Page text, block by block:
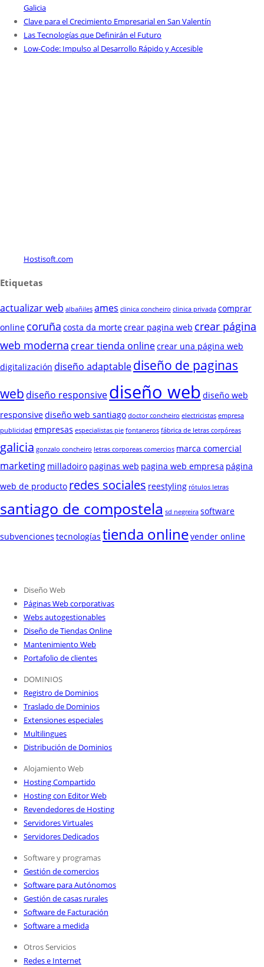
Galicia
Clave para el Crecimiento Empresarial en San Valentín
Las Tecnologías que Definirán el Futuro
Low-Code: Impulso al Desarrollo Rápido y Accesible
Hostisoft.com
Etiquetas
actualizar web albañiles ames clinica concheiro clinica privada comprar
online coruña costa da mortecrear pagina web crear página
web moderna crear tienda onlinecrear una página web
digitalización diseño adaptablediseño de paginas
web diseño responsivediseño web diseño web
responsivediseño web santiago doctor concheiro electricistas empresa
publicidad empresas especialistas pie fontaneros fábrica de letras corpóreas
galicia gonzalo concheiro letras corporeas comercios marca comercial
marketing milladoiro paginas web pagina web empresa página
web de producto redes sociales reestyling rótulos letras
santiago de compostela sd negreira software
subvenciones tecnologías tienda onlinevender online
Diseño Web
Páginas Web corporativas
Webs autogestionables
Diseño de Tiendas Online
Mantenimiento Web
Portafolio de clientes
DOMINIOS
Registro de Dominios
Traslado de Dominios
Extensiones especiales
Multilingues
Distribución de Dominios
Alojamiento Web
Hosting Compartido
Hosting con Editor Web
Revendedores de Hosting
Servidores Virtuales
Servidores Dedicados
Software y programas
Gestión de comercios
Software para Autónomos
Gestión de casas rurales
Software de Facturación
Software a medida
Otros Servicios
Redes e Internet